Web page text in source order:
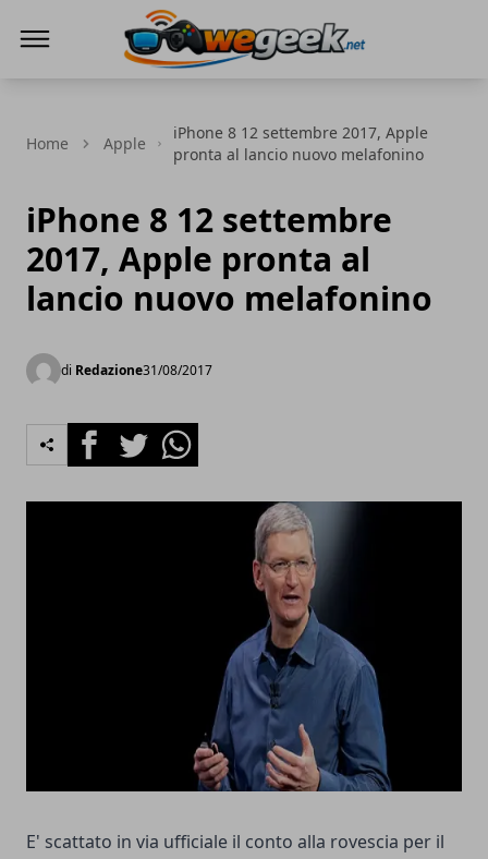
Home Apple
iPhone 8 12 settembre 2017, Apple
pronta al lancio nuovo melafonino
iPhone 8 12 settembre
2017, Apple pronta al
lancio nuovo melafonino
di Redazione31/08/2017
FacebookTwitterWhatsapp
E' scattato in via ufficiale il conto alla rovescia per il